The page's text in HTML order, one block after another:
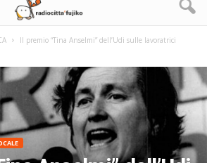
Il premio “Tina Anselmi” dell’Udi sulle lavoratrici